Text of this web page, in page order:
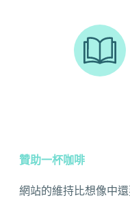
贊助一杯咖啡
網站的維持比想像中